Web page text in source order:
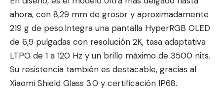
ahora, con 8,29 mm de grosor y aproximadamente
219 g de peso.Integra una pantalla HyperRGB OLED
de 6,9 pulgadas con resolución 2K, tasa adaptativa
LTPO de 1 a 120 Hz y un brillo máximo de 3500 nits.
Su resistencia también es destacable, gracias al
Xiaomi Shield Glass 3.0 y certificación IP68.